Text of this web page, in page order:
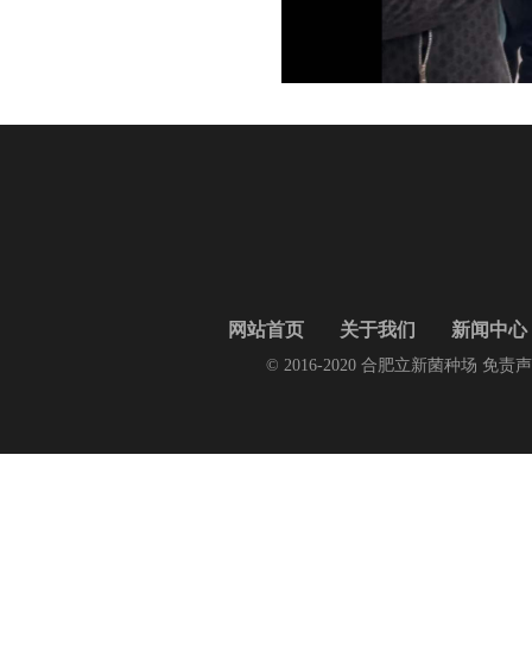
网站首页 关于我们 新闻中心
© 2016-2020 合肥立新菌种场 免责